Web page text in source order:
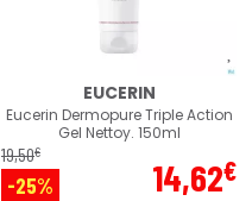
EUCERIN
Eucerin Dermopure Triple Action
Gel Nettoy. 150ml
19,50€
-25% 14,62€